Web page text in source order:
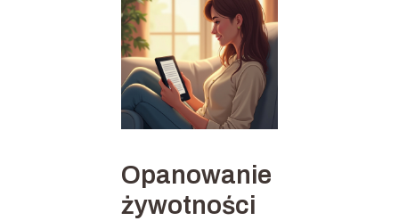
Opanowanie
żywotności